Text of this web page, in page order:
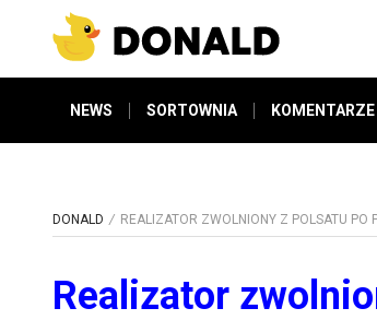
NEWS SORTOWNIA KOMENTARZE
DONALD REALIZATOR ZWOLNIONY Z POLSATU PO
Realizator